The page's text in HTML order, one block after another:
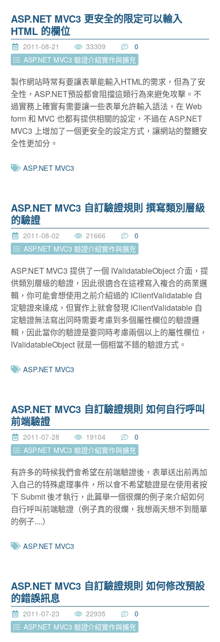
ASP.NET MVC3 更安全的限定可以輸入
HTML 的欄位
2011-08-21 33309
0
ASP.NET MVC3 驗證介紹實作與擴充
製作網站時常有要讓表單能輸入HTML的需求，但為了安
全性，ASP.NET預設都會阻擋這類行為來避免攻擊。不
過實務上確實有需要讓一些表單允許輸入語法，在 Web
form 和 MVC 也都有提供相關的設定，不過在 ASP.NET
MVC3 上增加了一個更安全的設定方式，讓網站的整體安
全性更加分。
ASP.NET MVC3
ASP.NET MVC3 自訂驗證規則 撰寫類別層級
的驗證
2011-08-02 21666
0
ASP.NET MVC3 驗證介紹實作與擴充
ASP.NET MVC3 提供了一個 IValidatableObject 介面，提
供類別層級的驗證，因此很適合在這裡寫入複合的商業邏
輯，你可能會想使用之前介紹過的 IClientValidatable 自
定驗證來達成，但實作上就會發現 IClientValidatable 自
定驗證無法寫出同時需要考慮到多個屬性欄位的驗證邏
輯，因此當你的驗證是要同時考慮兩個以上的屬性欄位，
IValidatableObject 就是一個相當不錯的驗證方式。
ASP.NET MVC3
ASP.NET MVC3 自訂驗證規則 如何自行呼叫
前端驗證
2011-07-28 19104
0
ASP.NET MVC3 驗證介紹實作與擴充
有許多的時候我們會希望在前端驗證後，表單送出前再加
入自己的特殊處理事件，所以會不希望驗證是在使用者按
下 Submit 後才執行，此篇舉一個很爛的例子來介紹如何
自行呼叫前端驗證（例子真的很爛，我想兩天想不到簡單
的例子....）
ASP.NET MVC3
ASP.NET MVC3 自訂驗證規則 如何修改預設
的錯誤訊息
2011-07-23 22935
0
ASP.NET MVC3 驗證介紹實作與擴充